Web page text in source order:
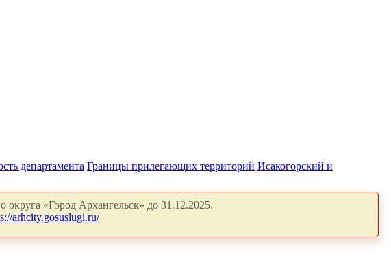
департамента Границы прилегающих территорий Исакогорский и
округа «Город Архангельск» до 31.12.2025.
arhcity.gosuslugi.ru/